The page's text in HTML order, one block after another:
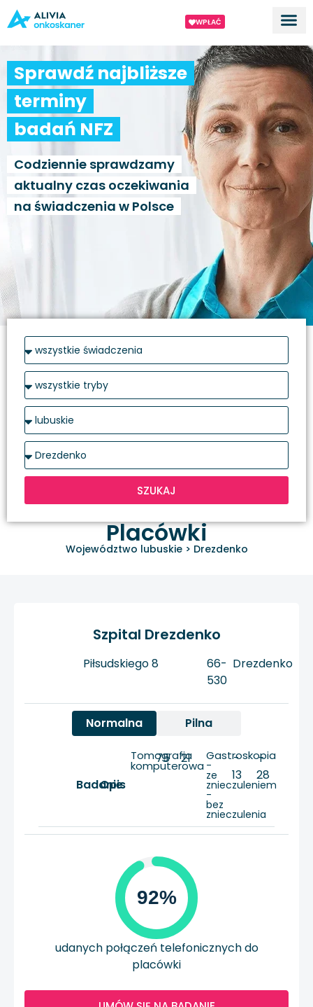
WPŁAĆ
Sprawdź najbliższe
terminy
badań NFZ
Codziennie sprawdzamy
aktualny czas oczekiwania
na świadczenia w Polsce
SZUKAJ
Placówki
Województwo lubuskie> Drezdenko
Szpital Drezdenko
Piłsudskiego 8
66-
530
Drezdenko
Normalna Pilna
Badanie
Opis
Tomografia
komputerowa
75 21 Gastroskopia
-
ze
znieczuleniem
-
bez
znieczulenia
-
13
-
28
92%
udanych połączeń telefonicznych do
placówki